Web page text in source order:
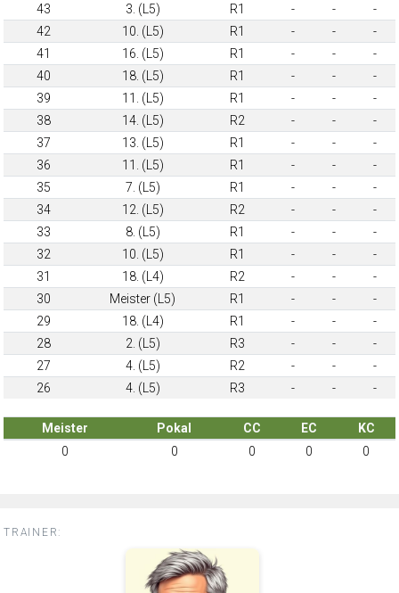
43
3. (L5) R1 - -
-
42
10. (L5) R1 - -
-
41
16. (L5) R1 - -
-
40
18. (L5) R1 - -
-
39
11. (L5) R1 - -
-
38
14. (L5) R2 - -
-
37
13. (L5) R1 - -
-
36
11. (L5) R1 - -
-
35
7. (L5) R1 - -
-
34
12. (L5) R2 - -
-
33
8. (L5) R1 - -
-
32
10. (L5) R1 - -
-
31
18. (L4) R2 - -
-
30
Meister (L5) R1 - -
-
29
18. (L4) R1 - -
-
28
2. (L5) R3 - -
-
27
4. (L5) R2 - -
-
26
4. (L5) R3 - - -
Meister Pokal CC EC
KC
0
0 0 0 0
TRAINER: